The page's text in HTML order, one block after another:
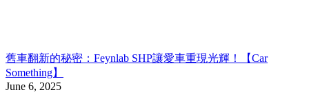
舊車翻新的秘密：Feynlab SHP讓愛車重現光輝！【Car
Something】
June 6, 2025